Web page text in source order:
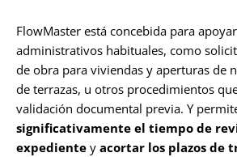
FlowMaster está concebida para
administrativos habituales, como
de obra para viviendas y aperturas de
de terrazas, u otros procedimientos
validación documental previa. Y
significativamente el tiempo de
expediente y acortar los plazos de